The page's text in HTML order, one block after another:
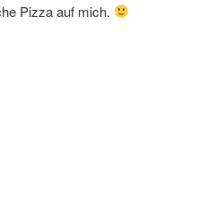
Pizza auf mich.